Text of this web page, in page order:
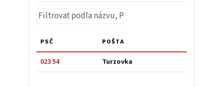
PSČ POŠTA
023 54 Turzovka